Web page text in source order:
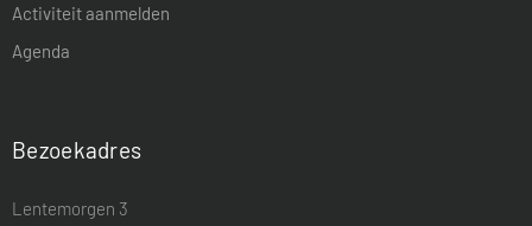
Activiteit aanmelden
Agenda
Bezoekadres
Lentemorgen 3